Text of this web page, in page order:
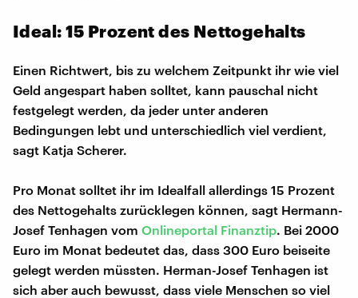
Ideal: 15 Prozent des Nettogehalts
Einen Richtwert, bis zu welchem Zeitpunkt ihr wie viel
Geld angespart haben solltet, kann pauschal nicht
festgelegt werden, da jeder unter anderen
Bedingungen lebt und unterschiedlich viel verdient,
sagt Katja Scherer.
Pro Monat solltet ihr im Idealfall allerdings 15 Prozent
des Nettogehalts zurücklegen können, sagt Hermann-
Josef Tenhagen vom Onlineportal Finanztip. Bei 2000
Euro im Monat bedeutet das, dass 300 Euro beiseite
gelegt werden müssten. Herman-Josef Tenhagen ist
sich aber auch bewusst, dass viele Menschen so viel